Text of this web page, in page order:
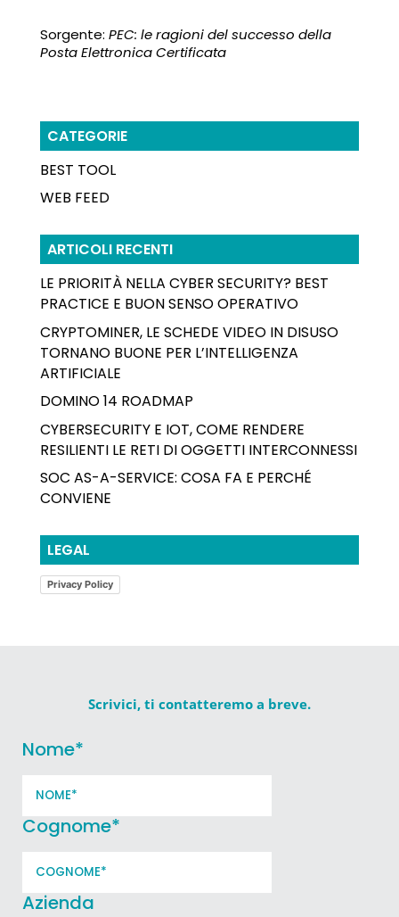
Sorgente: PEC: le ragioni del successo della
Posta Elettronica Certificata
CATEGORIE
BEST TOOL
WEB FEED
ARTICOLI RECENTI
LE PRIORITÀ NELLA CYBER SECURITY? BEST
PRACTICE E BUON SENSO OPERATIVO
CRYPTOMINER, LE SCHEDE VIDEO IN DISUSO
TORNANO BUONE PER L’INTELLIGENZA
ARTIFICIALE
DOMINO 14 ROADMAP
CYBERSECURITY E IOT, COME RENDERE
RESILIENTI LE RETI DI OGGETTI INTERCONNESSI
SOC AS-A-SERVICE: COSA FA E PERCHÉ
CONVIENE
LEGAL
Privacy Policy
Scrivici, ti contatteremo a breve.
Nome*
Cognome*
Azienda